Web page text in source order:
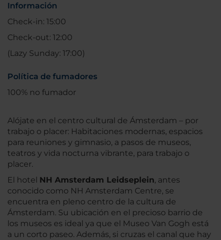
Información
Check-in: 15:00
Check-out: 12:00
(Lazy Sunday: 17:00)
Política de fumadores
100% no fumador
Alójate en el centro cultural de Ámsterdam – por
trabajo o placer: Habitaciones modernas, espacios
para reuniones y gimnasio, a pasos de museos,
teatros y vida nocturna vibrante, para trabajo o
placer.
El hotel NH Amsterdam Leidseplein, antes
conocido como NH Amsterdam Centre, se
encuentra en pleno centro de la cultura de
Ámsterdam. Su ubicación en el precioso barrio de
los museos es ideal ya que el Museo Van Gogh está
a un corto paseo. Además, si cruzas el canal que hay